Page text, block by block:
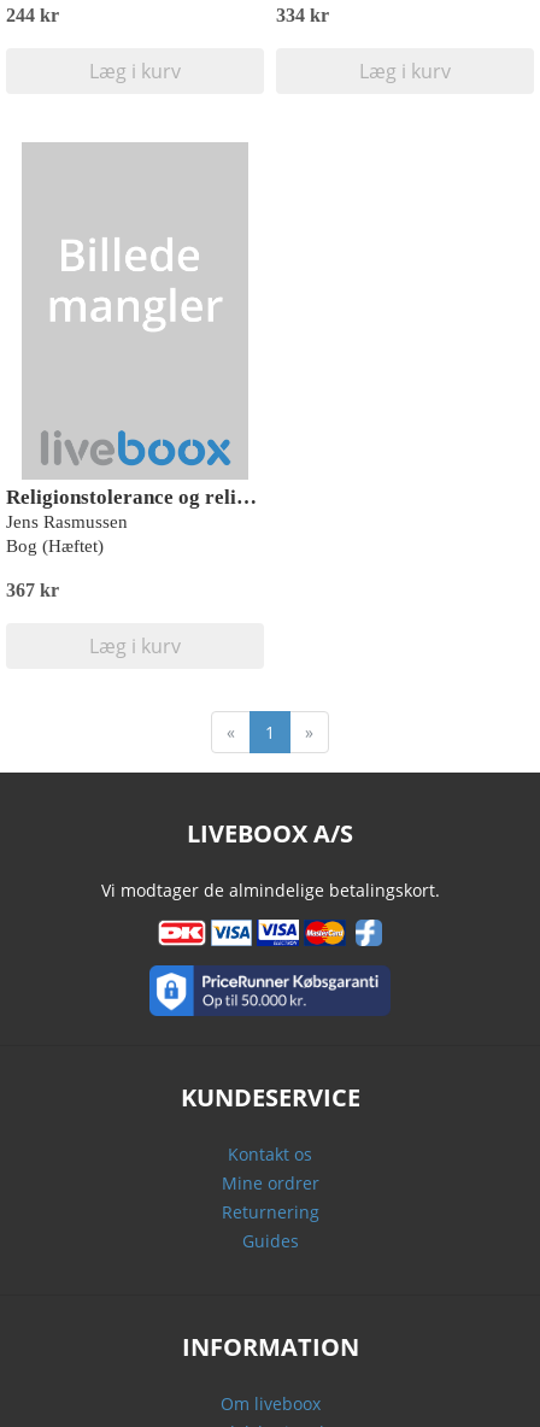
244 kr
Læg i kurv
334 kr
Læg i kurv
Religionstolerance og religionsfrihed
Jens Rasmussen
Bog (Hæftet)
367 kr
Læg i kurv
« 1 »
LIVEBOOX A/S
Vi modtager de almindelige betalingskort.
KUNDESERVICE
Kontakt os
Mine ordrer
Returnering
Guides
INFORMATION
Om liveboox